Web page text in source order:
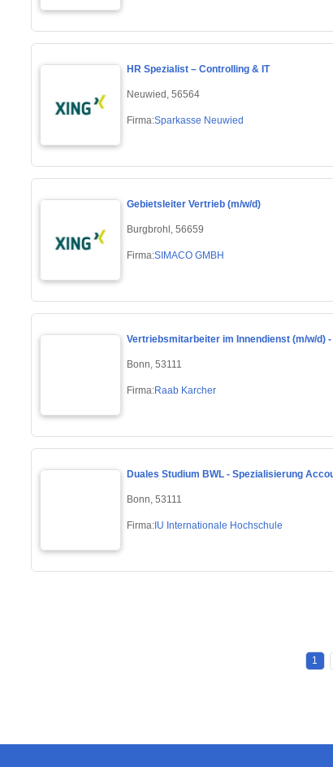
HR Spezialist – Controlling & IT
Neuwied, 56564
Firma:Sparkasse Neuwied
Gebietsleiter Vertrieb (m/w/d)
Burgbrohl, 56659
Firma:SIMACO GMBH
Vertriebsmitarbeiter im Innendienst (m/w/d)
Bonn, 53111
Firma:Raab Karcher
Duales Studium BWL - Spezialisierung
Bonn, 53111
Firma:IU Internationale Hochschule
1